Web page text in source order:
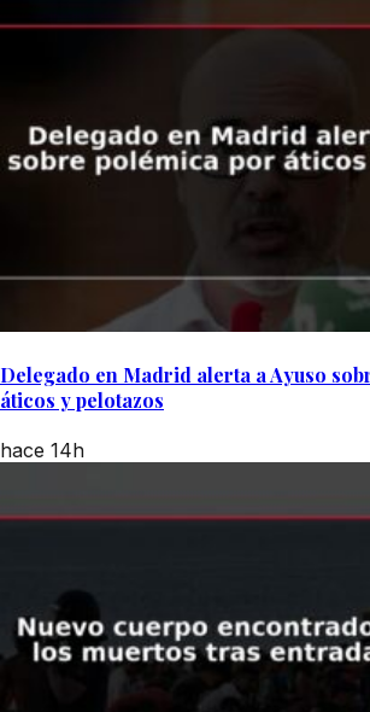
Delegado en Madrid alerta a Ayuso
áticos y pelotazos
hace 14h